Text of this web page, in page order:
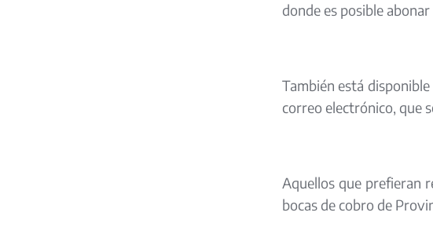
donde es posible
También está
correo electrónico, que
Aquellos que prefieran
bocas de cobro de